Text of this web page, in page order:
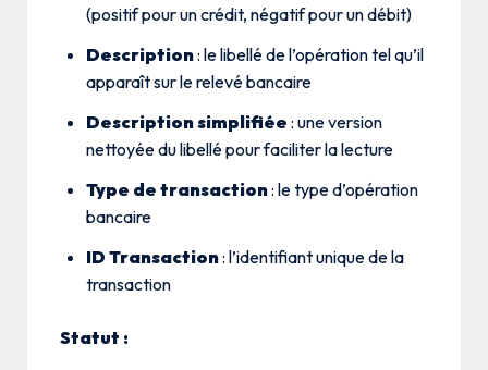
(positif pour un crédit, négatif pour un débit)
Description: le libellé de l’opération tel qu’il
apparaît sur le relevé bancaire
Description simplifiée : une version
nettoyée du libellé pour faciliter la lecture
Type de transaction: le type d’opération
bancaire
ID Transaction: l’identifiant unique de la
transaction
Statut :